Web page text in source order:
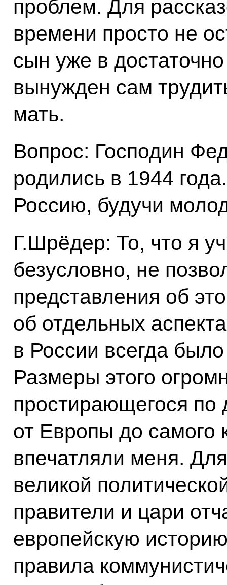
проблем. Для
времени просто не
сын уже в
вынужден сам
мать.
Вопрос: Господин
родились в 1944
Россию, будучи
Г.Шрёдер: То, что я
безусловно, не
представления об
об отдельных
в России всегда
Размеры этого
простирающегося по
от Европы до самого
впечатляли меня.
великой
правители и цари
европейскую
правила